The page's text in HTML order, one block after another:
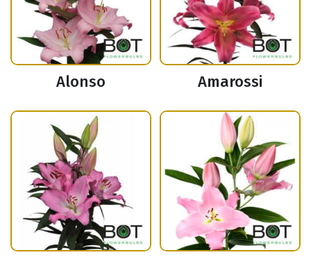
Alonso Amarossi